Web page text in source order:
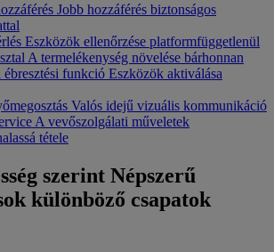
Jobb hozzáférés biztonságos
Eszközök ellenőrzése platformfüggetlenül
A termelékenység növelése bárhonnan
funkció Eszközök aktiválása
Valós idejű vizuális kommunikáció
A vevőszolgálati műveletek
tétele
szerint Népszerű
különböző csapatok